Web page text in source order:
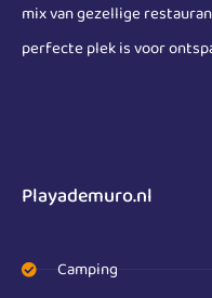
mix van gezellige
perfecte plek is voor
Playademuro.nl
Camping